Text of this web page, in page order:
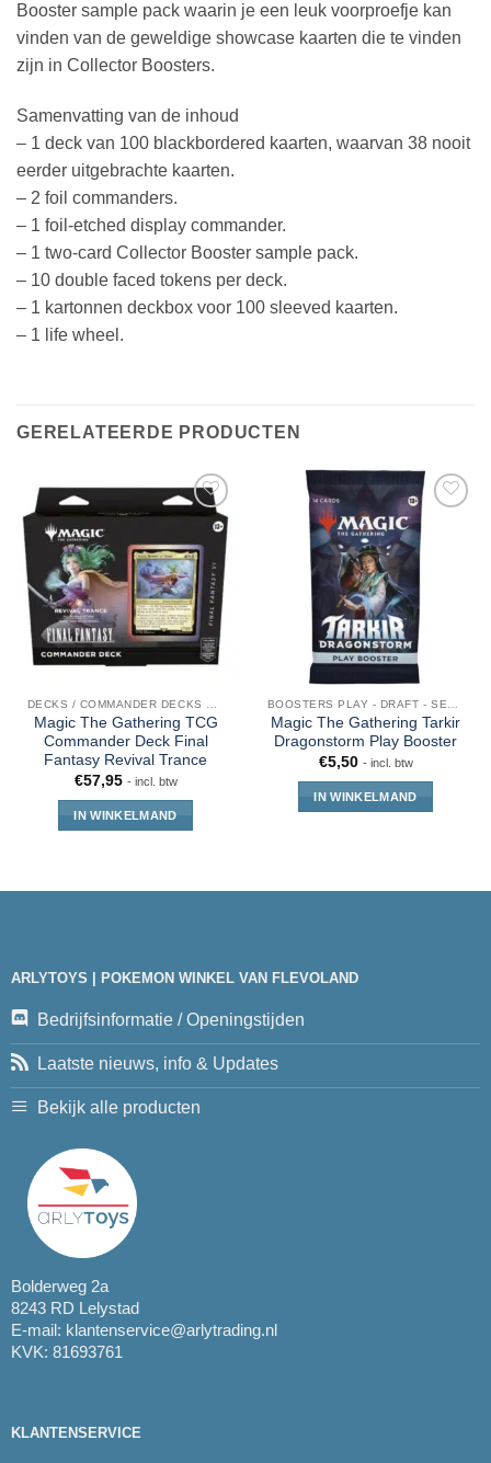
Booster sample pack waarin je een leuk voorproefje kan
vinden van de geweldige showcase kaarten die te vinden
zijn in Collector Boosters.
Samenvatting van de inhoud
– 1 deck van 100 blackbordered kaarten, waarvan 38 nooit
eerder uitgebrachte kaarten.
– 2 foil commanders.
– 1 foil-etched display commander.
– 1 two-card Collector Booster sample pack.
– 10 double faced tokens per deck.
– 1 kartonnen deckbox voor 100 sleeved kaarten.
– 1 life wheel.
GERELATEERDE PRODUCTEN
Magic The Gathering TCG
Commander Deck Final
Fantasy Revival Trance
€57,95 - incl. btw
IN WINKELMAND
Magic The Gathering Tarkir
Dragonstorm Play Booster
€5,50 - incl. btw
IN WINKELMAND
ARLYTOYS | POKEMON WINKEL VAN FLEVOLAND
Bedrijfsinformatie / Openingstijden
Laatste nieuws, info & Updates
Bekijk alle producten
Bolderweg 2a
8243 RD Lelystad
E-mail: klantenservice@arlytrading.nl
KVK: 81693761
KLANTENSERVICE